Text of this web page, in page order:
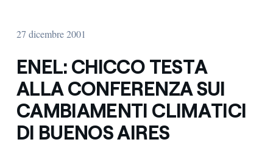
27 dicembre 2001
ENEL: CHICCO TESTA
ALLA CONFERENZA SUI
CAMBIAMENTI CLIMATICI
DI BUENOS AIRES